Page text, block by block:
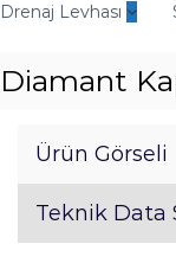
ü
t
Drenaj Levhası
Diamant
Ürün Görseli
Teknik Data